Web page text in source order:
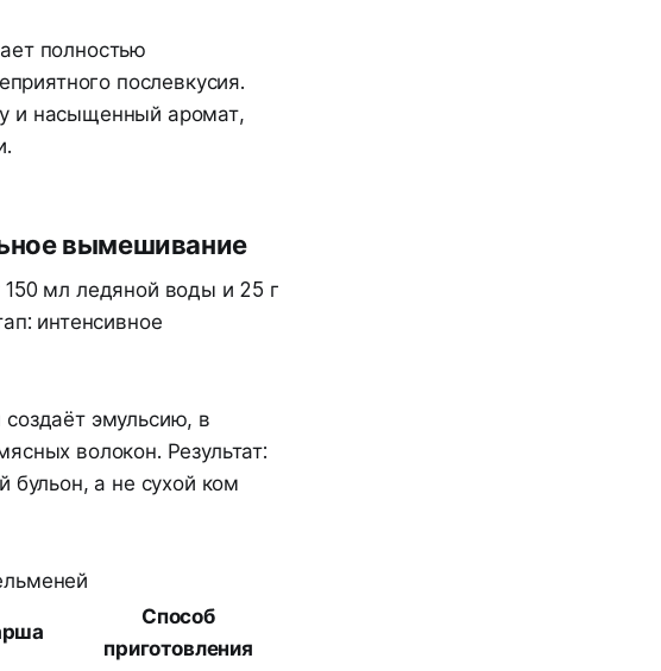
полностью
послевкусия.
и насыщенный аромат,
вымешивание
мл ледяной воды и 25 г
интенсивное
эмульсию, в
волокон. Результат:
бульон, а не сухой ком
Способ
приготовления